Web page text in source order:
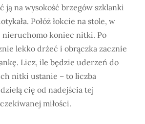
ją na wysokość brzegów szklanki
Połóż łokcie na stole, w
nieruchomo koniec nitki. Po
lekko drżeć i obrączka zacznie
Licz, ile będzie uderzeń do
nitki ustanie – to liczba
cię od nadejścia tej
miłości.